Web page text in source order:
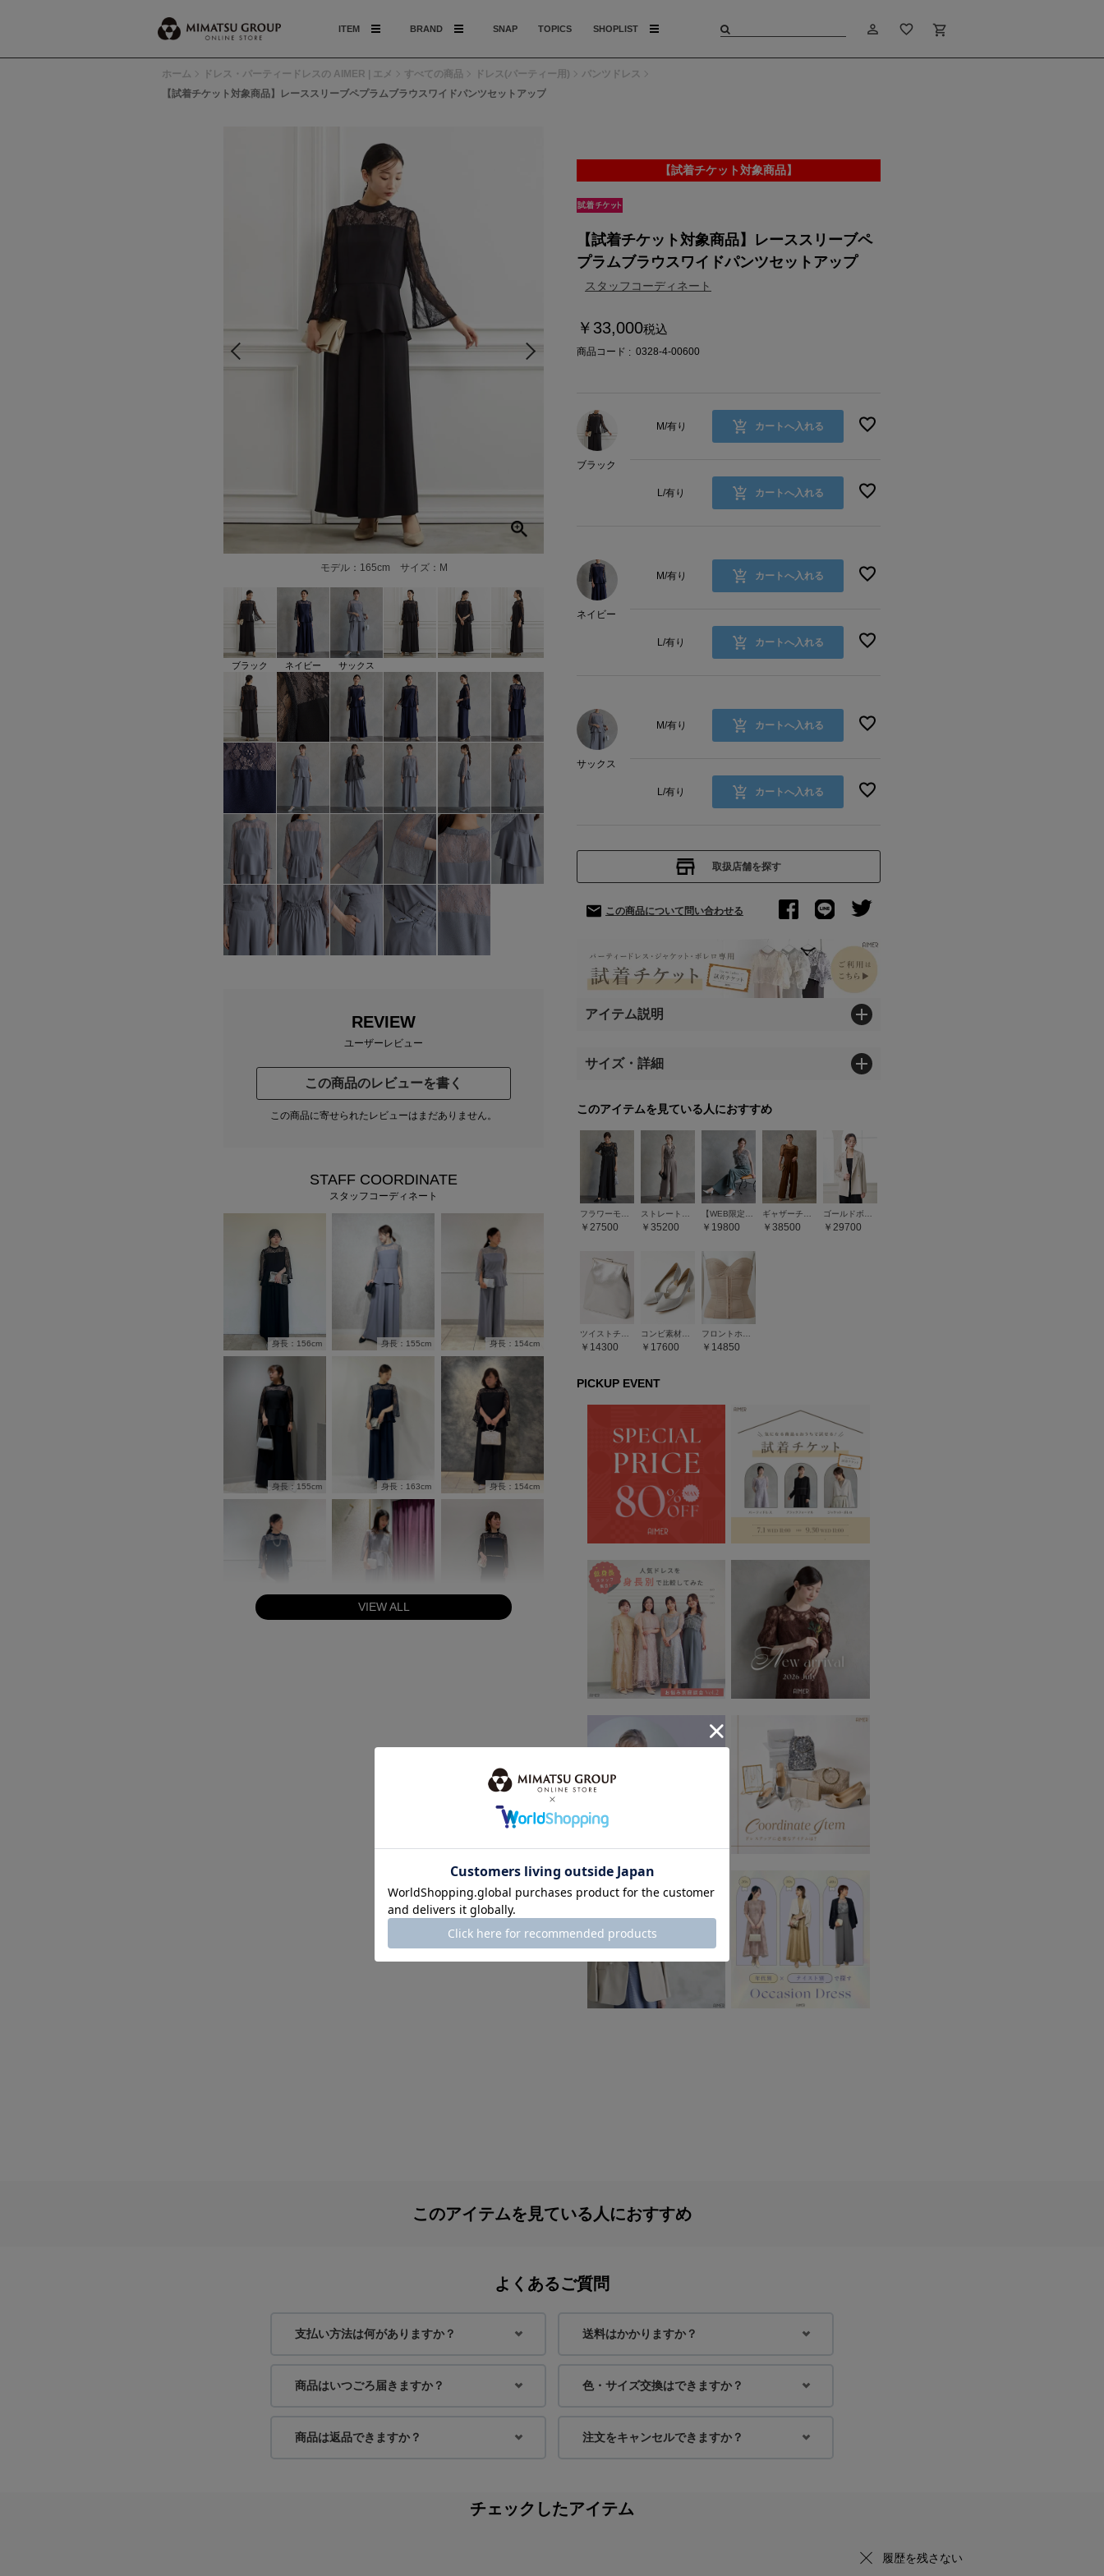
ITEM BRAND SNAP TOPICS SHOPLIST person_outline favorite_border shopping_cart
ホーム ドレス・パーティードレスの AIMER | エメ すべての商品 ドレス(パーティー用)
パンツドレス
【試着チケット対象商品】レーススリーブペプラムブラウスワイドパンツセットアップ
モデル：165cm サイズ：M
ブラック ネイビー サックス
REVIEW
ユーザーレビュー
この商品のレビューを書く
この商品に寄せられたレビューはまだありません。
STAFF COORDINATE
スタッフコーディネート
身長：156cm 身長：155cm 身長：154cm
身長：155cm 身長：163cm 身長：154cm
身長：158cm
身長：155cm 身長：163cm
VIEW ALL
【試着チケット対象商品】
【試着チケット対象商品】レーススリーブペ
プラムブラウスワイドパンツセットアップ
スタッフコーディネート
￥33,000税込
商品コード 0328-4-00600
ブラック
M/有り カートへ入れる
L/有り カートへ入れる
ネイビー
M/有り カートへ入れる
L/有り カートへ入れる
サックス
M/有り カートへ入れる
L/有り カートへ入れる
取扱店舗を探す
この商品について問い合わせる
アイテム説明
サイズ・詳細
このアイテムを見ている人におすすめ
27500 35200 19800 38500 29700
ツイストチェーン付き2WAY縦型バッグ
14300
コンビ素材スクエアヒールパンプス
17600
フロントホックシェイパー
14850
PICKUP EVENT
このアイテムを見ている人におすすめ
よくあるご質問
支払い方法は何がありますか？ 送料はかかりますか？
商品はいつごろ届きますか？ 色・サイズ交換はできますか？
商品は返品できますか？ 注文をキャンセルできますか？
チェックしたアイテム
履歴を残さない